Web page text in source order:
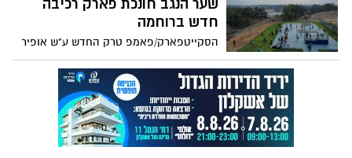
שער הנגב חונכת פארק רכיבה
חדש ברוחמה
הסקייטפארק/פאמפ טרק החדש ע"ש אופיר
ליבשטיין ז"ל, שנבנה לזכר ילדי שער הנגב
שנפלו ב־7 באוקטובר, מהווה מרחב קהילתי
חדש לשמחה, חוסן וצמיחה לדור הצעיר
בעוטף